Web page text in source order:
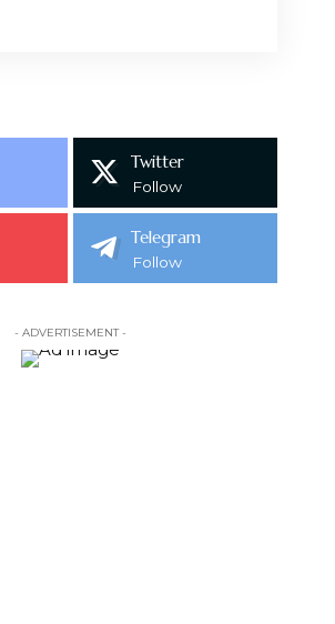
Twitter
Follow
Telegram
Follow
- ADVERTISEMENT -